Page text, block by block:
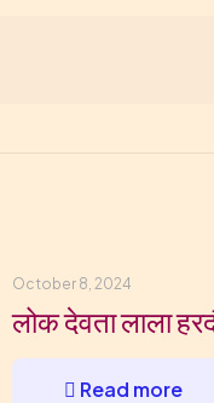
October 8, 2024
लोक देवता लाला
Read more